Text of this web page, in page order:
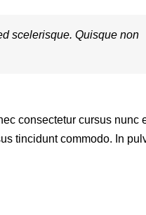
scelerisque. Quisque non
consectetur cursus nunc
tincidunt commodo. In